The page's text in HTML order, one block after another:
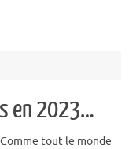
en 2023…
Comme tout le monde